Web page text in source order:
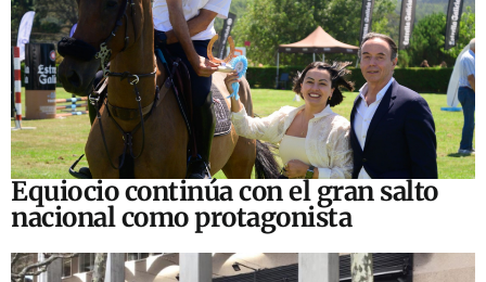
Equiocio continúa con el gran salto
nacional como protagonista